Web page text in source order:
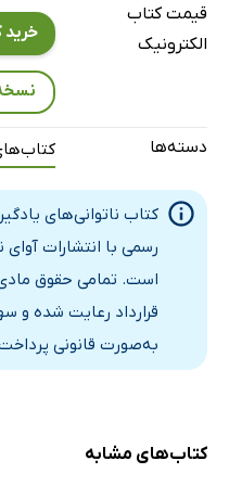
پایه‌های عصب‌شناختی،
مدل چهار بخشی ناتوانی
مفروضات عصب شناختی،
خلاصه
فصل چهارم: سبب‌شناسی NVLD
ژنتیک
نوروبیولوژی
فصل پنجم: شیوع و شرایط
اختلالات روانی
قیمت کتاب
الکترونیک
خرید
دسته‌ها
کتاب ناتوانی‌های
رسمی با انتشارات
است. تمامی حقوق
قرارداد رعایت شده و
به‌صورت قانونی
کتاب‌های مشابه